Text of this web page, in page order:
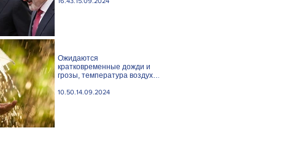
Ожидаются
кратковременные дожди и
грозы, температура воздуха
10.50.14.09.2024